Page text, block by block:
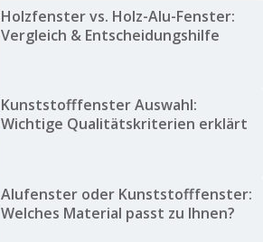
Holzfenster vs. Holz-Alu-Fenster:
Vergleich & Entscheidungshilfe
Kunststofffenster Auswahl:
Wichtige Qualitätskriterien erklärt
Alufenster oder Kunststofffenster:
Welches Material passt zu Ihnen?